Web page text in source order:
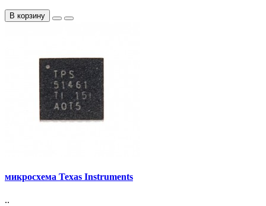
В корзину
микросхема Texas Instruments
..